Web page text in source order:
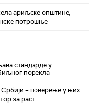
ариљске општине,
потрошње
стандарде у
порекла
– поверење у њих
за раст